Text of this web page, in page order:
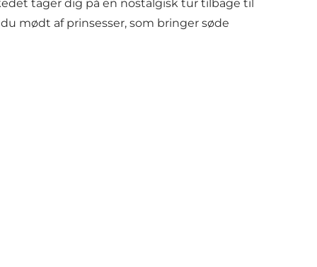
tager dig på en nostalgisk tur tilbage til
mødt af prinsesser, som bringer søde